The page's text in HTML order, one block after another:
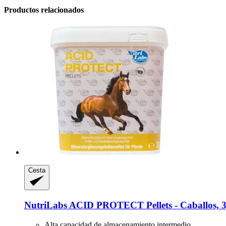
Productos relacionados
Cesta
NutriLabs ACID PROTECT Pellets -​ Caballos,